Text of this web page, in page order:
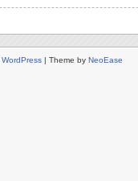
WordPress | Theme by NeoEase